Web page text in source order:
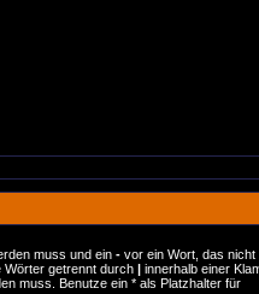
muss und ein - vor ein Wort, das nicht
Wörter getrennt durch | innerhalb einer
muss. Benutze ein * als Platzhalter für